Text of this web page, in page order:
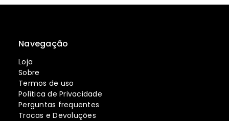
Navegação
Loja
Sobre
Termos de uso
Política de Privacidade
Perguntas frequentes
Trocas e Devoluções